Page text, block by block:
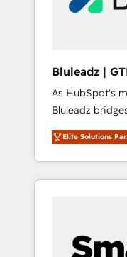
ータと業務プロ
ら、GTMの見え
運用、データ品
合に対応します。 2️⃣ AIエージェント組
営業・マーケテ
行する組織への
Claude等を
用ルール・成果
PMOとして主
の責任」を引き
Bluleadz |
As HubSpot's
Bluleadz
and execution. We don't just "set up tools" —
we install the
OS) to align
portal that
and Story to
Elite Solutions